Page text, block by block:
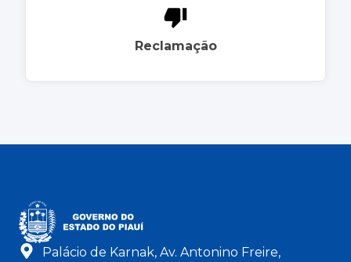
Reclamação
Palácio de Karnak, Av. Antonino Freire,